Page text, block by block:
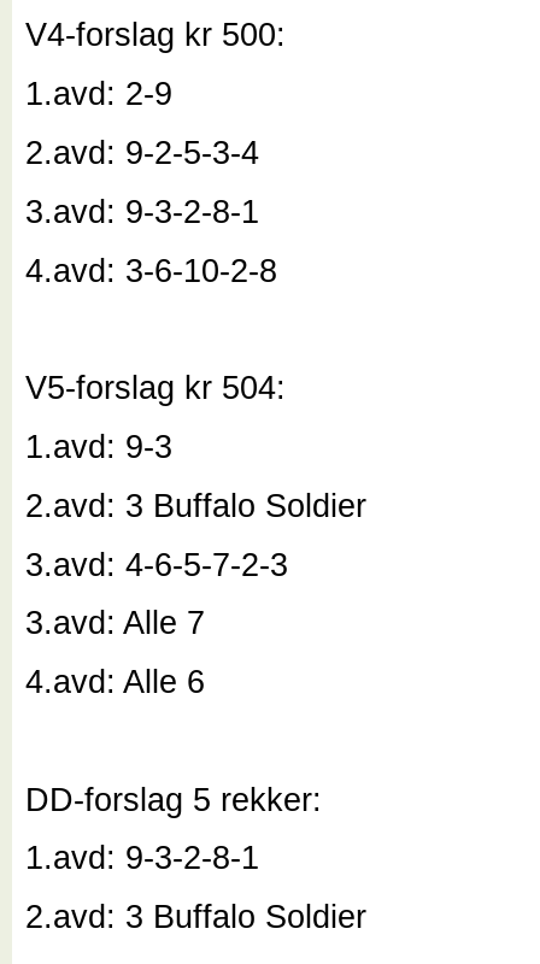
V4-forslag kr 500:
1.avd: 2-9
2.avd: 9-2-5-3-4
3.avd: 9-3-2-8-1
4.avd: 3-6-10-2-8
V5-forslag kr 504:
1.avd: 9-3
2.avd: 3 Buffalo Soldier
3.avd: 4-6-5-7-2-3
3.avd: Alle 7
4.avd: Alle 6
DD-forslag 5 rekker:
1.avd: 9-3-2-8-1
2.avd: 3 Buffalo Soldier